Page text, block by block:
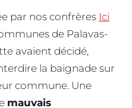
par nos confrères Ici
de Palavas-
avaient décidé,
la baignade sur
commune. Une
mauvais